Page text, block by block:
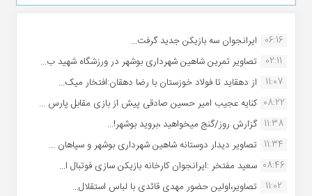
06:16 ایرانجوان سه بازیکن جدید گرفت...
02:11
تصاویر تمرین شاهین شهردارى بوشهر در ورزشگاه شهید ب...
11:07
از دهقاید تا فولاد خوزستان با رضا دهقان:افتخار میک...
08:22 کنایه عجیب امیر حسین صادقی پیش از بازی مقابل پارس ...
11:38 گزارش روز/گنج میخواهید ،بروید بوشهر!...
11:34 تصاویر دیدار دوستانه شاهین شهردارى بوشهر و سپاهان ...
08:46 سعید مفتخر :ایرانجوان کارخانه بازیکن سازی فوتبال ا...
11:02
تصاویر،اولین حضور مهدی قائدی با لباس استقلال...